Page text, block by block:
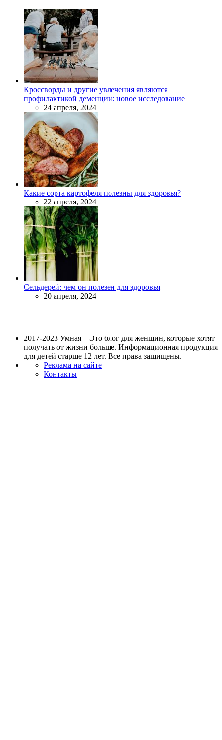
Кроссворды и другие увлечения являются
профилактикой деменции: новое исследование
24 апреля, 2024
Какие сорта картофеля полезны для здоровья?
22 апреля, 2024
Сельдерей: чем он полезен для здоровья
20 апреля, 2024
2017-2023 Умная – Это блог для женщин, которые хотят
получать от жизни больше. Информационная продукция
для детей старше 12 лет. Все права защищены.
Реклама на сайте
Контакты